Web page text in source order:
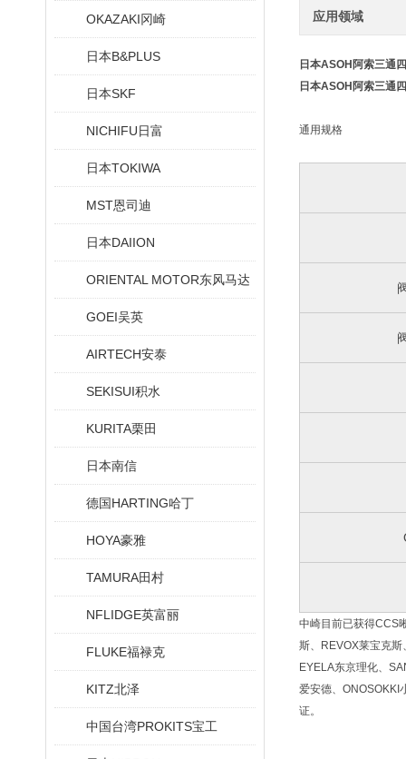
OKAZAKI冈崎
日本B&PLUS
日本SKF
NICHIFU日富
日本TOKIWA
MST恩司迪
日本DAIION
ORIENTAL MOTOR东风马达
GOEI吴英
AIRTECH安泰
SEKISUI积水
KURITA栗田
日本南信
德国HARTING哈丁
HOYA豪雅
TAMURA田村
NFLIDGE英富丽
FLUKE福禄克
KITZ北泽
中国台湾PROKITS宝工
应用领域
日本ASOH阿索三通
日本ASOH阿索三通
通用规格
中崎目前已获得CCS
斯、REVOX莱宝克斯
EYELA东京理化、
爱安德、ONOSOKKI
证。